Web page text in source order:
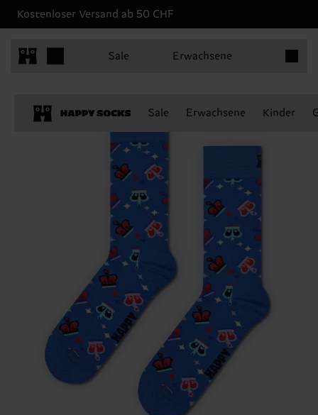
Kostenloser Versand ab 50 CHF
Sale Erwachsene
Sale Erwachsene Kinder